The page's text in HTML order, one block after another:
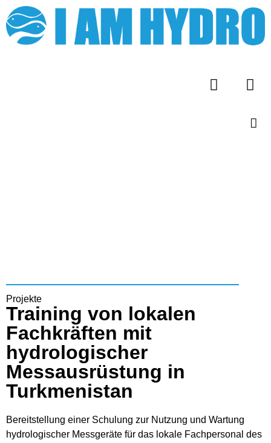
Projekte
Training von lokalen
Fachkräften mit
hydrologischer
Messausrüstung in
Turkmenistan
Bereitstellung einer Schulung zur Nutzung und Wartung
hydrologischer Messgeräte für das lokale Fachpersonal des